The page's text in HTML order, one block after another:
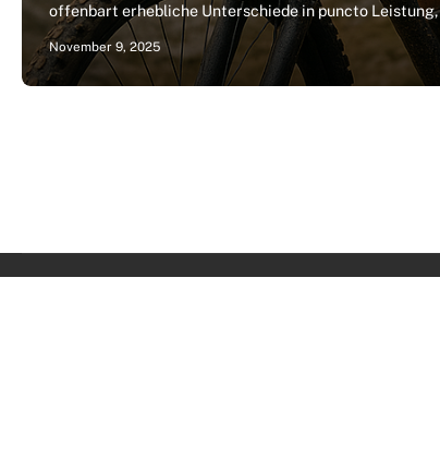
offenbart erhebliche Unterschiede in puncto
November 9, 2025